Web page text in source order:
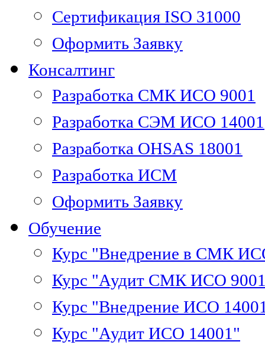
Сертификация ISO 31000
Оформить Заявку
Консалтинг
Разработка СМК ИСО 9001
Разработка СЭМ ИСО 14001
Разработка OHSAS 18001
Разработка ИСМ
Оформить Заявку
Обучение
Курс "Внедрение в СМК
Курс "Аудит СМК ИСО
Курс "Внедрение ИСО
Курс "Аудит ИСО 14001"